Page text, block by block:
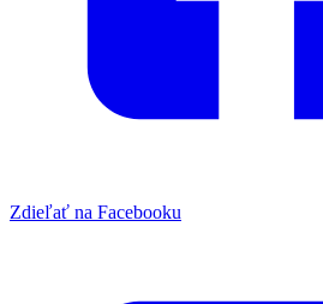
Zdieľať na Facebooku